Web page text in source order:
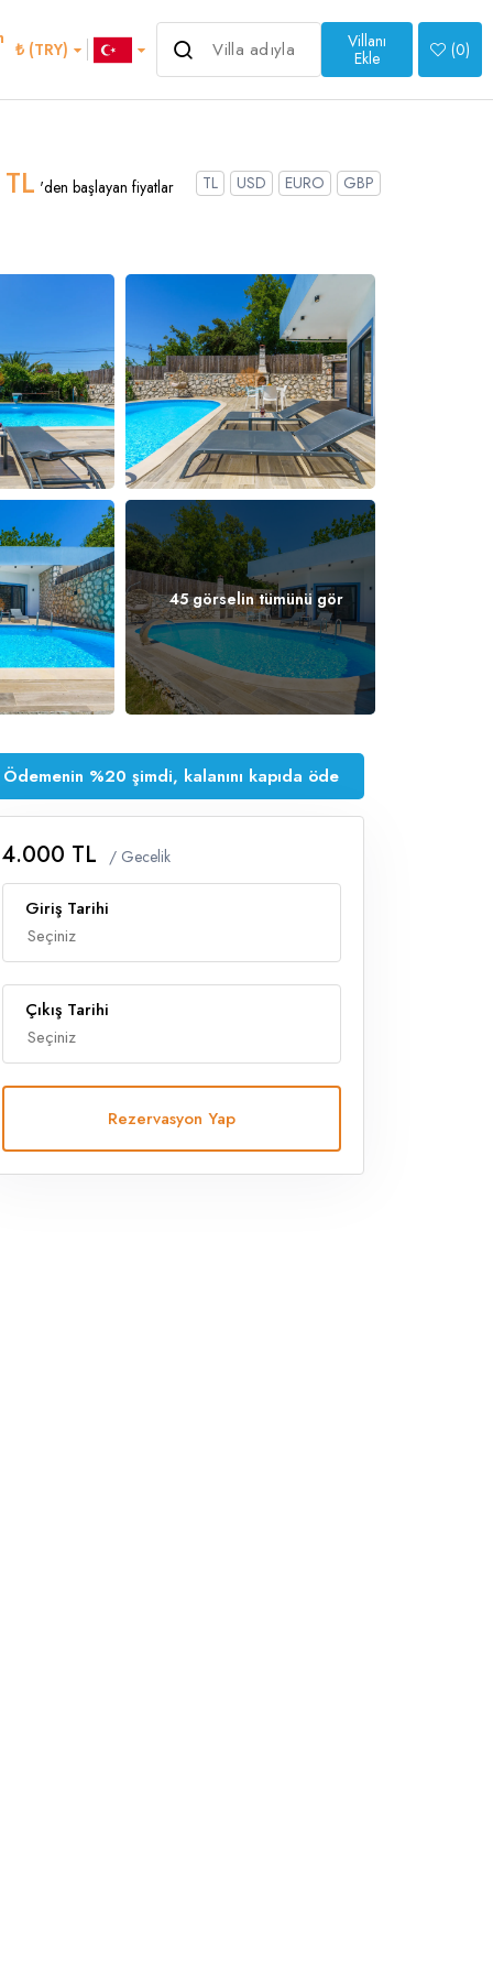
₺ (TRY)
Villanı
Ekle
(0)
'den başlayan fiyatlar TL USD EURO GBP
45 görselin tümünü gör
4.000 ₺ 'den başlayan fiyatlar
Ödemenin %20 şimdi, kalanını kapıda öde
4.000 TL / Gecelik
Giriş Tarihi
Çıkış Tarihi
Rezervasyon Yap
Italian
>